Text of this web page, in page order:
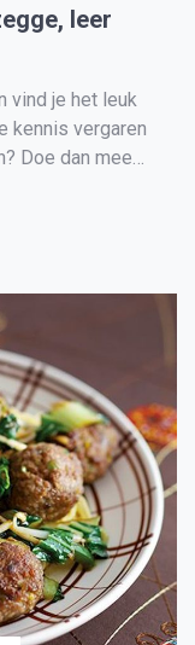
leer
vind je het leuk
kennis vergaren
Doe dan mee
Hollands
De